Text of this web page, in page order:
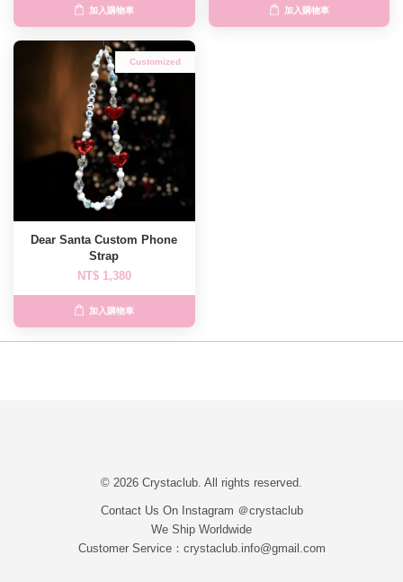
加入購物車 加入購物車
Customized
Dear Santa Custom Phone
Strap
NT$ 1,380
加入購物車
© 2026 Crystaclub. All rights reserved.
Contact Us On Instagram ＠crystaclub
We Ship Worldwide
Customer Service：crystaclub.info@gmail.com